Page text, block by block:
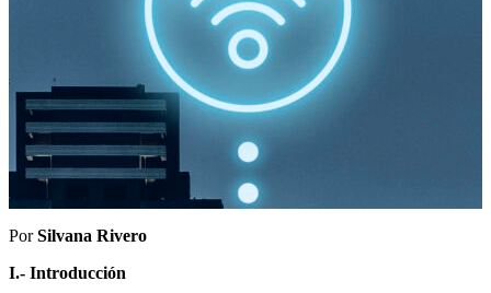
PorSilvana Rivero
I.- Introducción